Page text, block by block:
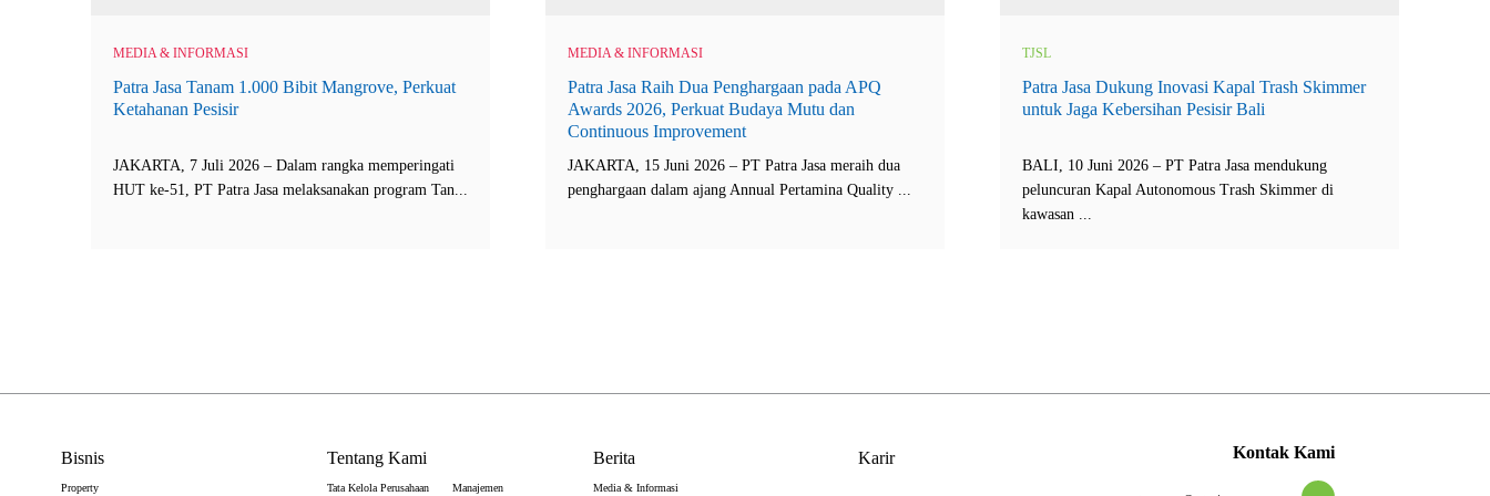
MEDIA & INFORMASI
Patra Jasa Tanam 1.000 Bibit Mangrove, Perkuat
Ketahanan Pesisir
JAKARTA, 7 Juli 2026 – Dalam rangka memperingati
HUT ke-51, PT Patra Jasa melaksanakan program Tan...
MEDIA & INFORMASI
Patra Jasa Raih Dua Penghargaan pada APQ
Awards 2026, Perkuat Budaya Mutu dan
Continuous Improvement
JAKARTA, 15 Juni 2026 – PT Patra Jasa meraih dua
penghargaan dalam ajang Annual Pertamina Quality ...
TJSL
Patra Jasa Dukung Inovasi Kapal Trash Skimmer
untuk Jaga Kebersihan Pesisir Bali
BALI, 10 Juni 2026 – PT Patra Jasa mendukung
peluncuran Kapal Autonomous Trash Skimmer di
kawasan ...
Bisnis
Property
Tentang Kami
Tata Kelola Perusahaan Manajemen
Berita
Media & Informasi
Karir Kontak Kami